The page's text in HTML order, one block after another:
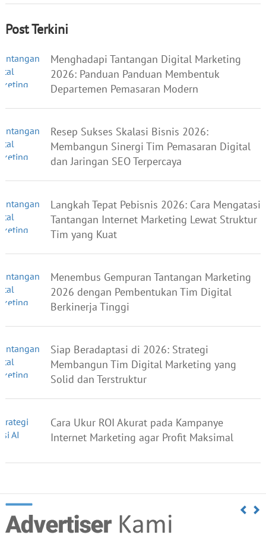
Post Terkini
Menghadapi Tantangan Digital Marketing
2026: Panduan Panduan Membentuk
Departemen Pemasaran Modern
Resep Sukses Skalasi Bisnis 2026:
Membangun Sinergi Tim Pemasaran Digital
dan Jaringan SEO Terpercaya
Langkah Tepat Pebisnis 2026: Cara Mengatasi
Tantangan Internet Marketing Lewat Struktur
Tim yang Kuat
Menembus Gempuran Tantangan Marketing
2026 dengan Pembentukan Tim Digital
Berkinerja Tinggi
Siap Beradaptasi di 2026: Strategi
Membangun Tim Digital Marketing yang
Solid dan Terstruktur
Cara Ukur ROI Akurat pada Kampanye
Internet Marketing agar Profit Maksimal